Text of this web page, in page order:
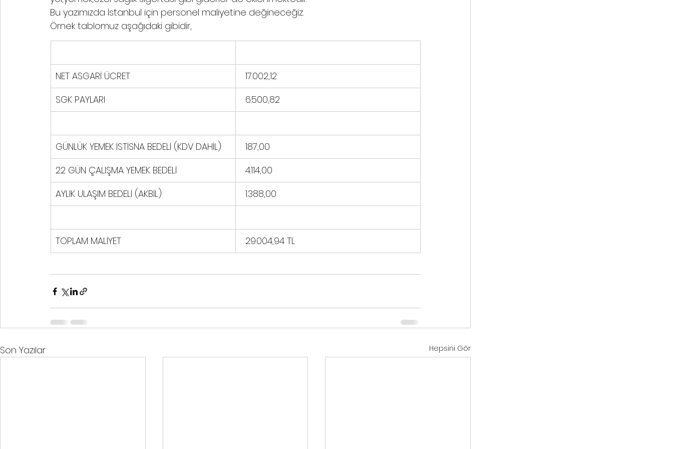
Bu yazımızda İstanbul için personel maliyetine değineceğiz.
Örnek tablomuz aşağıdaki gibidir,
NET ASGARİ ÜCRET
17.002,12
SGK PAYLARI
6.500,82
GÜNLÜK YEMEK İSTİSNA BEDELİ (KDV DAHİL)
  187,00
22 GÜN ÇALIŞMA YEMEK BEDELİ
4.114,00
AYLIK ULAŞIM BEDELİ (AKBİL)
1.388,00
TOPLAM MALİYET 29.004,94 TL
Son Yazılar Hepsini Gör